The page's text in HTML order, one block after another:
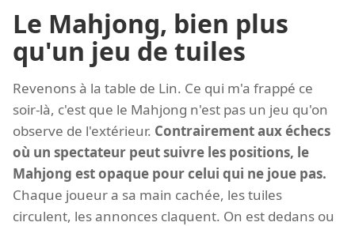
Le Mahjong, bien plus
qu'un jeu de tuiles
Revenons à la table de Lin. Ce qui m'a frappé ce
soir-là, c'est que le Mahjong n'est pas un jeu qu'on
observe de l'extérieur. Contrairement aux échecs
où un spectateur peut suivre les positions, le
Mahjong est opaque pour celui qui ne joue pas.
Chaque joueur a sa main cachée, les tuiles
circulent, les annonces claquent. On est dedans ou